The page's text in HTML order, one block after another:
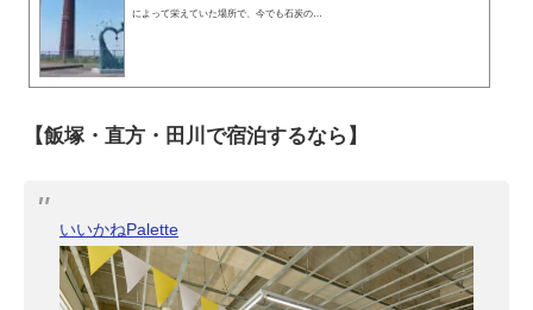
によって栄えていた場所で、今でも石炭の…
【飯塚・直方・田川で宿泊するなら】
いいかねPalette